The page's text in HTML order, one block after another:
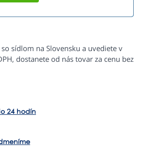
sídlom na Slovensku a uvediete v
dostanete od nás tovar za cenu bez
24 hodín